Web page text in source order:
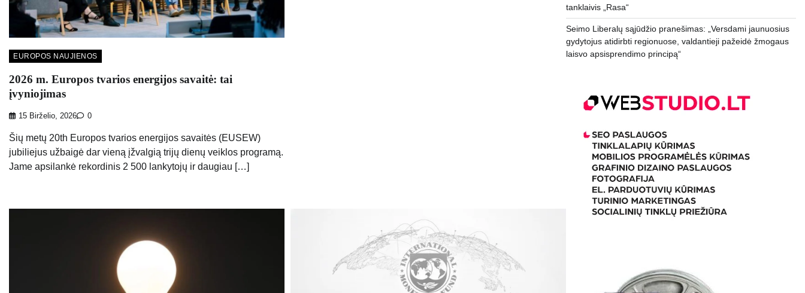
EUROPOS NAUJIENOS
2026 m. Europos tvarios energijos savaitė: tai
įvyniojimas
15 Birželio, 2026 0
Šių metų 20th Europos tvarios energijos savaitės (EUSEW)
jubiliejus užbaigė dar vieną įžvalgią trijų dienų veiklos programą.
Jame apsilankė rekordinis 2 500 lankytojų ir daugiau […]
tanklaivis „Rasa“
Seimo Liberalų sąjūdžio pranešimas: „Versdami jaunuosius
gydytojus atidirbti regionuose, valdantieji pažeidė žmogaus
laisvo apsisprendimo principą“